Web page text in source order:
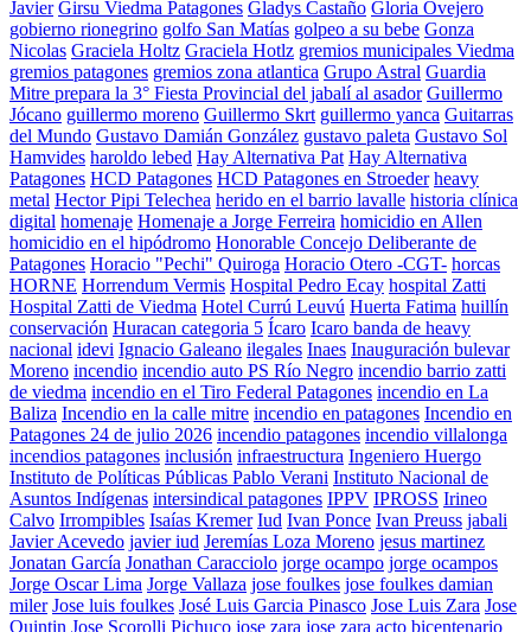
Javier Girsu Viedma Patagones Gladys Castaño Gloria Ovejero
gobierno rionegrino golfo San Matías golpeo a su bebe Gonza
Nicolas Graciela Holtz Graciela Hotlz gremios municipales Viedma
gremios patagones gremios zona atlantica Grupo Astral Guardia
Mitre prepara la 3° Fiesta Provincial del jabalí al asador Guillermo
Jócano guillermo moreno Guillermo Skrt guillermo yanca Guitarras
del Mundo Gustavo Damián González gustavo paleta Gustavo Sol
Hamvides haroldo lebed Hay Alternativa Pat Hay Alternativa
Patagones HCD Patagones HCD Patagones en Stroeder heavy
metal Hector Pipi Telechea herido en el barrio lavalle historia clínica
digital homenaje Homenaje a Jorge Ferreira homicidio en Allen
homicidio en el hipódromo Honorable Concejo Deliberante de
Patagones Horacio "Pechi" Quiroga Horacio Otero -CGT- horcas
HORNE Horrendum Vermis Hospital Pedro Ecay hospital Zatti
Hospital Zatti de Viedma Hotel Currú Leuvú Huerta Fatima huillín
conservación Huracan categoria 5 Ícaro Icaro banda de heavy
nacional idevi Ignacio Galeano ilegales Inaes Inauguración bulevar
Moreno incendio incendio auto PS Río Negro incendio barrio zatti
de viedma incendio en el Tiro Federal Patagones incendio en La
Baliza Incendio en la calle mitre incendio en patagones Incendio en
Patagones 24 de julio 2026 incendio patagones incendio villalonga
incendios patagones inclusión infraestructura Ingeniero Huergo
Instituto de Políticas Públicas Pablo Verani Instituto Nacional de
Asuntos Indígenas intersindical patagones IPPV IPROSS Irineo
Calvo Irrompibles Isaías Kremer Iud Ivan Ponce Ivan Preuss jabali
Javier Acevedo javier iud Jeremías Loza Moreno jesus martinez
Jonatan García Jonathan Caracciolo jorge ocampo jorge ocampos
Jorge Oscar Lima Jorge Vallaza jose foulkes jose foulkes damian
miler Jose luis foulkes José Luis Garcia Pinasco Jose Luis Zara Jose
Quintin Jose Scorolli Pichuco jose zara jose zara acto bicentenario